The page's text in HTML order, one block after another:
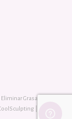
Grasa sin Cirugía |
| Diseño: